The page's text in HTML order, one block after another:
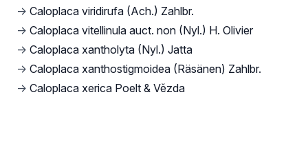
→ Caloplaca viridirufa (Ach.) Zahlbr.
→ Caloplaca vitellinula auct. non (Nyl.) H. Olivier
→ Caloplaca xantholyta (Nyl.) Jatta
→ Caloplaca xanthostigmoidea (Räsänen) Zahlbr.
→ Caloplaca xerica Poelt & Vězda